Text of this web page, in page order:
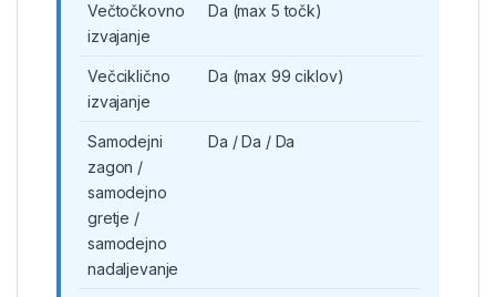
Večtočkovno
izvajanje
Da (max 5 točk)
Večciklično
izvajanje
Da (max 99 ciklov)
Samodejni
zagon /
samodejno
gretje /
samodejno
nadaljevanje
Da / Da / Da